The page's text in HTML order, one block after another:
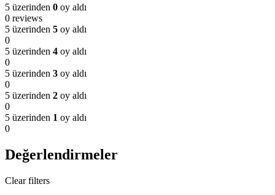
5 üzerinden 0 oy aldı
0 reviews
5 üzerinden 5 oy aldı
0
5 üzerinden 4 oy aldı
0
5 üzerinden 3 oy aldı
0
5 üzerinden 2 oy aldı
0
5 üzerinden 1 oy aldı
0
Değerlendirmeler
Clear filters